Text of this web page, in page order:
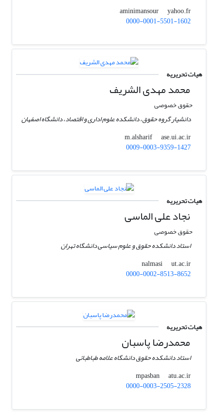
aminimansour
yahoo.fr
0000-0001-5501-1602
هیات تحریریه
محمد مهدی الشریف
حقوق خصوصی
دانشیار گروه حقوق، دانشکده علوم اداری و اقتصاد، دانشگاه اصفهان
m.alsharif
ase.ui.ac.ir
0009-0003-9359-1427
هیات تحریریه
نجاد علی الماسی
حقوق خصوصی
استاد دانشکده حقوق و علوم سیاسی دانشگاه تهران
nalmasi
ut.ac.ir
0000-0002-8513-8652
هیات تحریریه
محمدرضا پاسبان
استاد دانشکده حقوق دانشگاه علامه طباطبائی
mpasban
atu.ac.ir
0000-0003-2505-2328